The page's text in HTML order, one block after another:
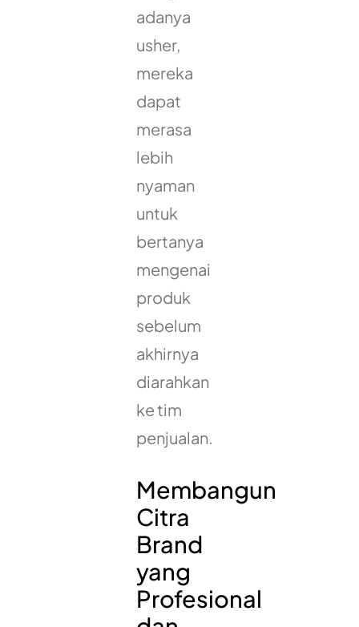
adanya
usher,
mereka
dapat
merasa
lebih
nyaman
untuk
bertanya
mengenai
produk
sebelum
akhirnya
diarahkan
ke tim
penjualan.
Membangun
Citra
Brand
yang
Profesional